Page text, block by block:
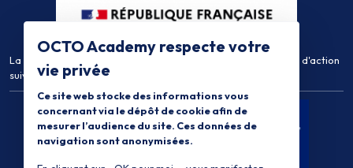
La certification qualité a été délivrée au titre de la catégorie d'action
suivante :Actions de Formation
OCTO Academy respecte votre
vie privée
Ce site web stocke des informations vous
concernant via le dépôt de cookie afin de
mesurer l’audience du site. Ces données de
navigation sont anonymisées.